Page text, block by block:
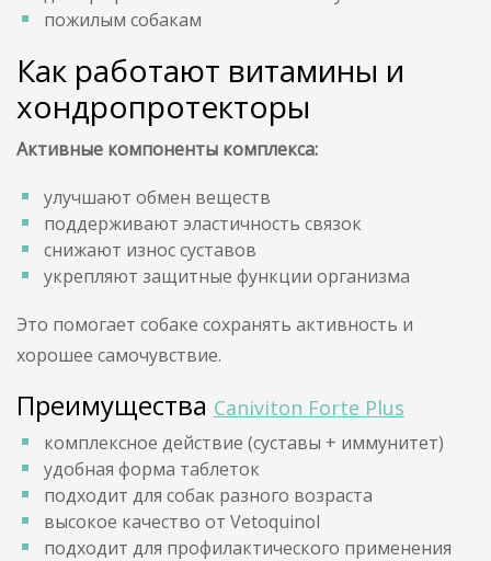
пожилым собакам
Как работают витамины и
хондропротекторы
Активные компоненты комплекса:
улучшают обмен веществ
поддерживают эластичность связок
снижают износ суставов
укрепляют защитные функции организма
Это помогает собаке сохранять активность и
хорошее самочувствие.
Преимущества Caniviton Forte Plus
комплексное действие (суставы + иммунитет)
удобная форма таблеток
подходит для собак разного возраста
высокое качество от Vetoquinol
подходит для профилактического применения